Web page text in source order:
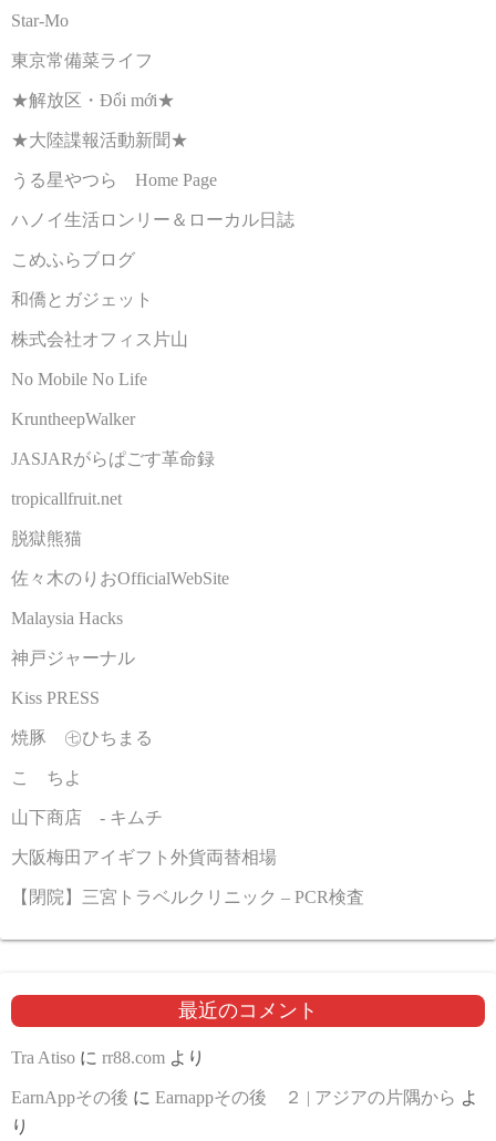
Star-Mo
東京常備菜ライフ
★解放区・Đổi mới★
★大陸諜報活動新聞★
うる星やつら Home Page
ハノイ生活ロンリー＆ローカル日誌
こめふらブログ
和僑とガジェット
株式会社オフィス片山
No Mobile No Life
KruntheepWalker
JASJARがらぱごす革命録
tropicallfruit.net
脱獄熊猫
佐々木のりおOfficialWebSite
Malaysia Hacks
神戸ジャーナル
Kiss PRESS
焼豚 ㊆ひちまる
こゝちよ
山下商店 - キムチ
大阪梅田アイギフト外貨両替相場
【閉院】三宮トラベルクリニック – PCR検査
最近のコメント
Tra Atiso に rr88.com より
EarnAppその後 に Earnappその後 ２ | アジアの片隅から よ
り